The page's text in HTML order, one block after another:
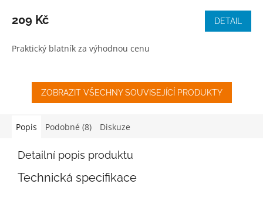
209 Kč DETAIL
Praktický blatník za výhodnou cenu
ZOBRAZIT VŠECHNY SOUVISEJÍCÍ PRODUKTY
Popis Podobné (8) Diskuze
Detailní popis produktu
Technická specifikace